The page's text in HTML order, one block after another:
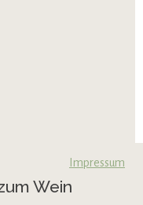
Impressum
Wein